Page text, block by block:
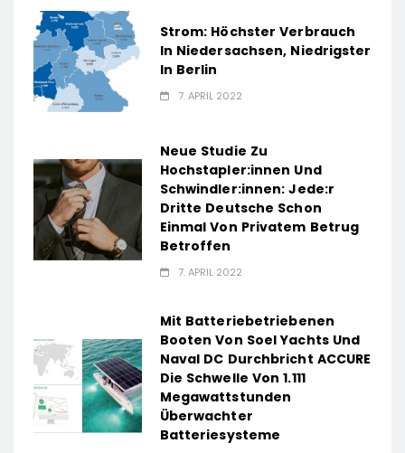
Strom: Höchster Verbrauch
In Niedersachsen, Niedrigster
In Berlin
7. APRIL 2022
Neue Studie Zu
Hochstapler:innen Und
Schwindler:innen: Jede:r
Dritte Deutsche Schon
Einmal Von Privatem Betrug
Betroffen
7. APRIL 2022
Mit Batteriebetriebenen
Booten Von Soel Yachts Und
Naval DC Durchbricht ACCURE
Die Schwelle Von 1.111
Megawattstunden
Überwachter
Batteriesysteme